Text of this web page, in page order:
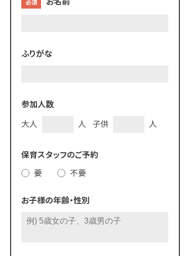
必須
ふりがな
参加人数
大人
人 子供 人
保育スタッフのご予約
要
不要
お子様の年齢・性別